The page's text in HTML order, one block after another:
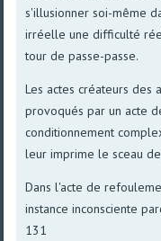
s'illusionner soi-même
irréelle une difficulté
tour de passe-passe.
Les actes créateurs des
provoqués par un acte
conditionnement
leur imprime le sceau
Dans l'acte de
instance inconsciente
131